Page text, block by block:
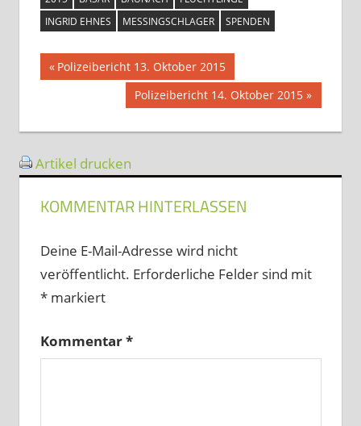
INGRID EHNES
MESSINGSCHLAGER SPENDEN
Beitragsnavigation
Vorheriger
Beitrag:
Polizeibericht 13. Oktober 2015
Nächster
Beitrag:
Polizeibericht 14. Oktober 2015
Artikel drucken
KOMMENTAR HINTERLASSEN
Deine E-Mail-Adresse wird nicht
veröffentlicht. Erforderliche Felder sind mit
*markiert
Kommentar*